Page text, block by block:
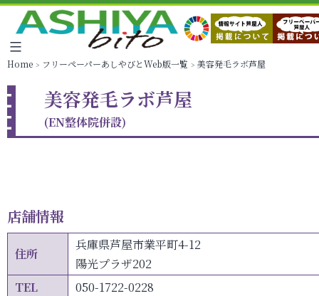
Home フリーペーパーあしやびとWeb版一覧 美容発毛ラボ芦屋
美容発毛ラボ芦屋
(EN整体院併設)
店舗情報
住所
兵庫県芦屋市業平町4-12
陽光プラザ202
TEL
050-1722-0228